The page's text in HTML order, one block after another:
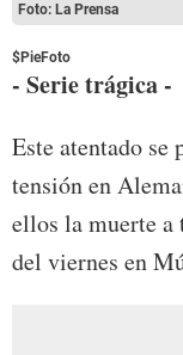
Foto: La Prensa
$PieFoto
- Serie trágica -
Este atentado se
tensión en
ellos la muerte a
del viernes en